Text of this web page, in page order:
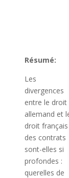
Résumé:
Les
divergences
entre le droit
allemand et
droit français
des contrats
sont-elles si
profondes :
querelles de